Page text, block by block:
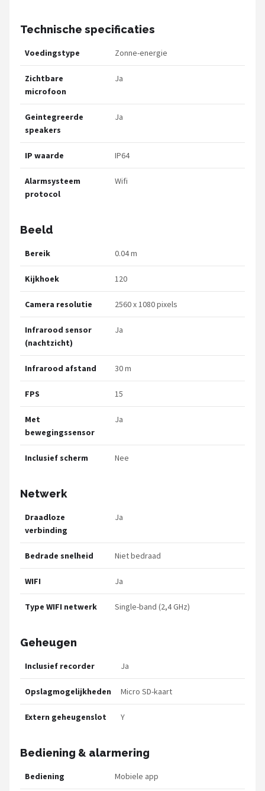
Technische specificaties
Voedingstype Zonne-energie
Zichtbare
microfoon
Ja
Geintegreerde
speakers
Ja
IP waarde IP64
Alarmsysteem
protocol
Wifi
Beeld
Bereik 0.04 m
Kijkhoek 120
Camera resolutie 2560 x 1080 pixels
Infrarood sensor
(nachtzicht)
Ja
Infrarood afstand 30 m
FPS 15
Met
bewegingssensor
Ja
Inclusief scherm Nee
Netwerk
Draadloze
verbinding
Ja
Bedrade snelheid Niet bedraad
WIFI Ja
Type WIFI netwerk Single-band (2,4 GHz)
Geheugen
Inclusief recorder Ja
Opslagmogelijkheden Micro SD-kaart
Extern geheugenslot Y
Bediening & alarmering
Bediening Mobiele app